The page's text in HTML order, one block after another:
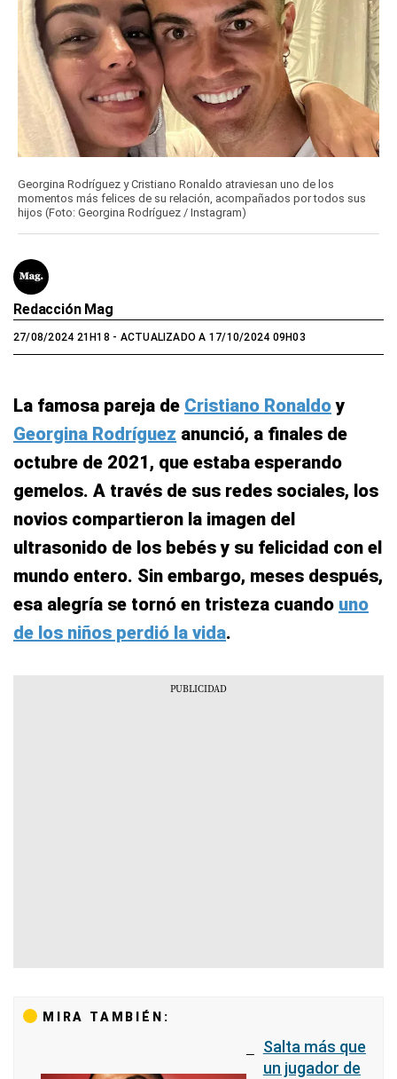
Georgina Rodríguez y Cristiano Ronaldo atraviesan uno de los
momentos más felices de su relación, acompañados por todos sus
hijos (Foto: Georgina Rodríguez / Instagram)
Redacción Mag
27/08/2024 21H18 - ACTUALIZADO A 17/10/2024 09H03
La famosa pareja de Cristiano Ronaldoy
Georgina Rodríguez anunció, a finales de
octubre de 2021, que estaba esperando
gemelos. A través de sus redes sociales, los
novios compartieron la imagen del
ultrasonido de los bebés y su felicidad con el
mundo entero. Sin embargo, meses después,
esa alegría se tornó en tristeza cuando uno
de los niños perdió la vida.
MIRA TAMBIÉN:
Salta más que
un jugador de